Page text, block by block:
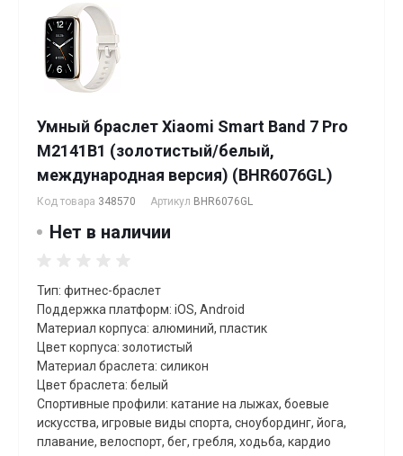
Умный браслет Xiaomi Smart Band 7 Pro
M2141B1 (золотистый/белый,
международная версия) (BHR6076GL)
Код товара 348570 Артикул BHR6076GL
Нет в наличии
Тип: фитнес-браслет
Поддержка платформ: iOS, Android
Материал корпуса: алюминий, пластик
Цвет корпуса: золотистый
Материал браслета: силикон
Цвет браслета: белый
Спортивные профили: катание на лыжах, боевые
искусства, игровые виды спорта, сноубординг, йога,
плавание, велоспорт, бег, гребля, xодьба, кардио